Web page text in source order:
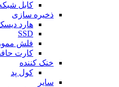
کابل
ذخیره سازی
هارد
SSD
فلش
کارت
خنک کننده
کول پد
سایر